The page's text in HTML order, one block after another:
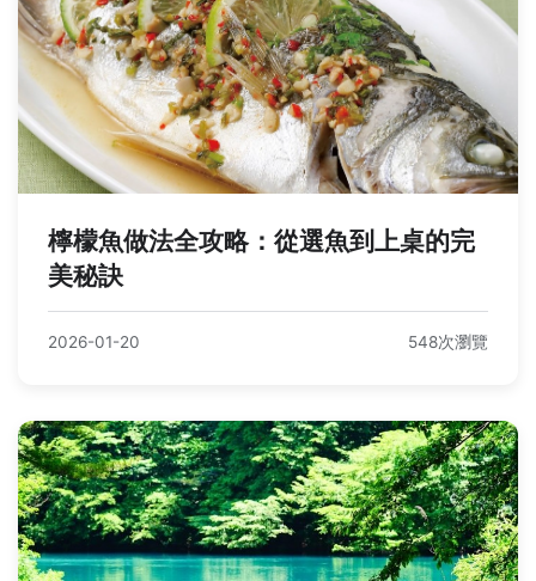
檸檬魚做法全攻略：從選魚到上桌的完
美秘訣
2026-01-20 548次瀏覽